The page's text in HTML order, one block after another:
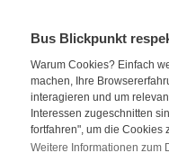
Bus Blickpunkt
Warum Cookies? Einfach
machen, Ihre
interagieren und um
Interessen zugeschnitten
fortfahren", um die Cookies
Weitere Informationen zum